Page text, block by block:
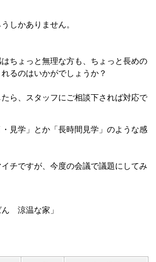
しかありません。
ちょっと無理な方も、ちょっと長めの
るのはいかがでしょうか？
ら、スタッフにご相談下されば対応で
・見学」とか「長時間見学」のような感
チですが、今度の会議で議題にしてみ
ん 涼温な家」